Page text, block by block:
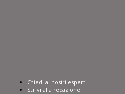
Chiedi ai nostri esperti
Scrivi alla redazione